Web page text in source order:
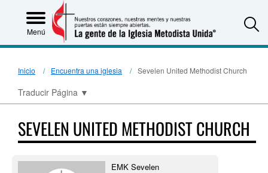
Menú
Inicio Encuentra una iglesia Sevelen United Methodist Church
Traducir Página ▼
SEVELEN UNITED METHODIST CHURCH
EMK Sevelen